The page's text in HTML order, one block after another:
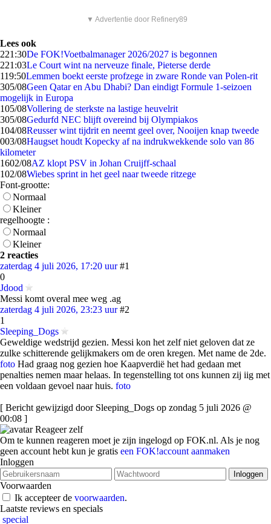
▼ Advertentie door Refinery89
Lees ook
221:30De FOK!Voetbalmanager 2026/2027 is begonnen
221:03Le Court wint na nerveuze finale, Pieterse derde
119:50Lemmen boekt eerste profzege in zware Ronde van Polen-rit
305/08Geen Qatar en Abu Dhabi? Dan eindigt Formule 1-seizoen
mogelijk in Europa
105/08Vollering de sterkste na lastige heuvelrit
305/08Gedurfd NEC blijft overeind bij Olympiakos
104/08Reusser wint tijdrit en neemt geel over, Nooijen knap tweede
003/08Haugset houdt Kopecky af na indrukwekkende solo van 86
kilometer
1602/08AZ klopt PSV in Johan Cruijff-schaal
102/08Wiebes sprint in het geel naar tweede ritzege
Font-grootte:
Normaal
Kleiner
regelhoogte :
Normaal
Kleiner
2 reacties
zaterdag 4 juli 2026, 17:20 uur #1
0
Jdood
Messi komt overal mee weg .ag
zaterdag 4 juli 2026, 23:23 uur #2
1
Sleeping_Dogs
Geweldige wedstrijd gezien. Messi kon het zelf niet geloven dat ze
zulke schitterende gelijkmakers om de oren kregen. Met name de 2de.
foto Had graag nog gezien hoe Kaapverdië het had gedaan met
penalties nemen maar helaas. In tegenstelling tot ons kunnen zij iig met
een voldaan gevoel naar huis. foto
[ Bericht gewijzigd door Sleeping_Dogs op zondag 5 juli 2026 @
00:08 ]
Reageer zelf
Om te kunnen reageren moet je zijn ingelogd op FOK.nl. Als je nog
geen account hebt kun je gratis een FOK!account aanmaken
Inloggen
Voorwaarden
Ik accepteer de voorwaarden.
Laatste reviews en specials
special